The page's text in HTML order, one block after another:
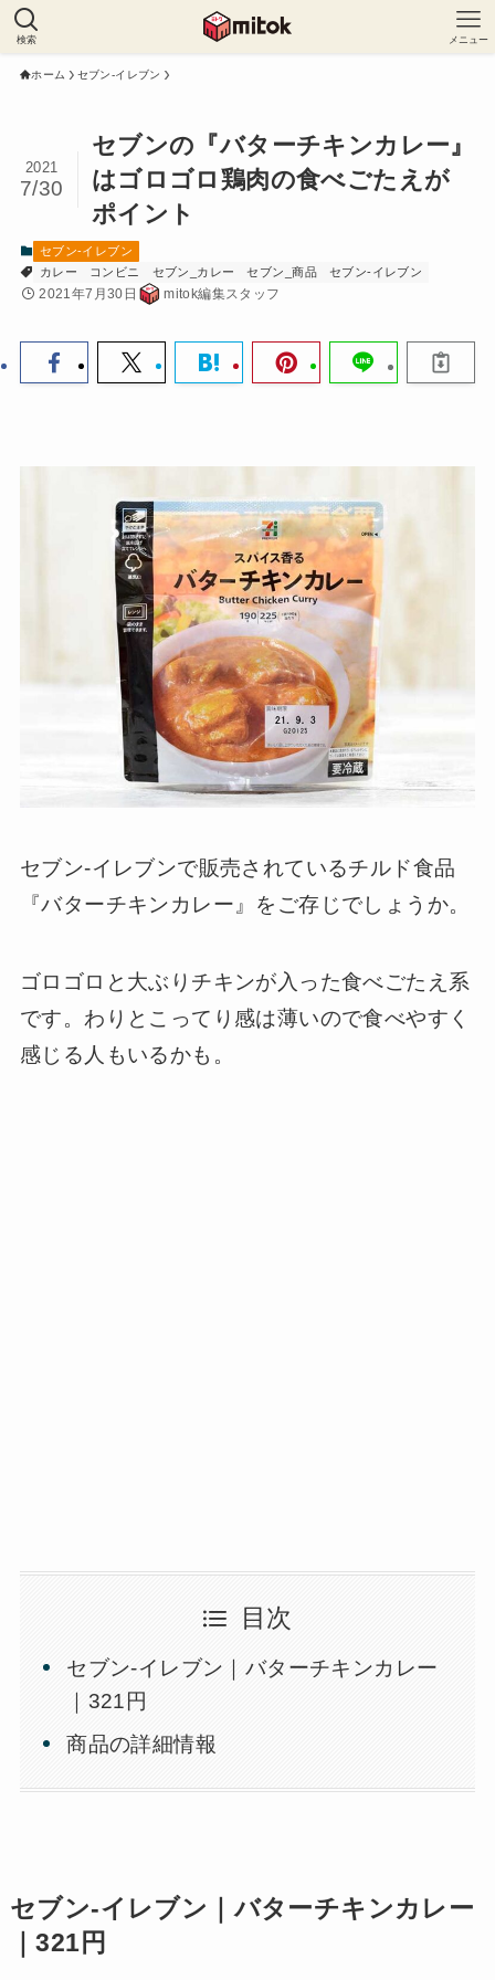
検索 メニュー
ホーム セブン-イレブン
セブンの『バターチキンカレー』
はゴロゴロ鶏肉の食べごたえが
ポイント
2021
7/30
セブン-イレブン
カレー
コンビニ セブン_カレー セブン_商品 セブン-イレブン
2021年7月30日 mitok編集スタッフ
セブン-イレブンで販売されているチルド食品
『バターチキンカレー』をご存じでしょうか。
ゴロゴロと大ぶりチキンが入った食べごたえ系
です。わりとこってり感は薄いので食べやすく
感じる人もいるかも。
目次
セブン-イレブン｜バターチキンカレー
｜321円
商品の詳細情報
セブン-イレブン｜バターチキンカレー
｜321円